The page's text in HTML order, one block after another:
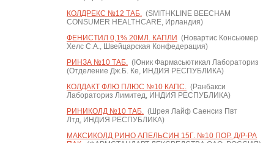
КОЛДРЕКС №12 ТАБ.(SMITHKLINE BEECHAM
CONSUMER HEALTHCARE, Ирландия)
ФЕНИСТИЛ 0,1% 20МЛ. КАПЛИ (Новартис Консьюмер
Хелс С.А., Швейцарская Конфедерация)
РИНЗА №10 ТАБ.(Юник Фармасьютикал Лабораториз
(Отделение Дж.Б. Ке, ИНДИЯ РЕСПУБЛИКА)
КОЛДАКТ ФЛЮ ПЛЮС №10 КАПС.(Ранбакси
Лабораториз Лимитед, ИНДИЯ РЕСПУБЛИКА)
РИНИКОЛД №10 ТАБ.(Шрея Лайф Саенсиз Пвт
Лтд, ИНДИЯ РЕСПУБЛИКА)
МАКСИКОЛД РИНО АПЕЛЬСИН 15Г. №10 ПОР. Д/Р-РА